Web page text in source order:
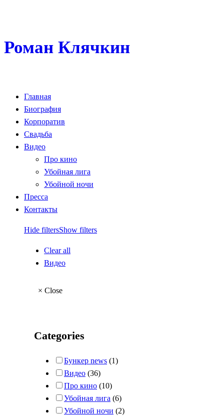
Роман Клячкин
Главная
Биография
Корпоратив
Свадьба
Видео
Про кино
Убойная лига
Убойной ночи
Пресса
Контакты
Hide filtersShow filters
Clear all
Видео
× Close
Categories
Бункер news (1)
Видео (36)
Про кино (10)
Убойная лига (6)
Убойной ночи (2)